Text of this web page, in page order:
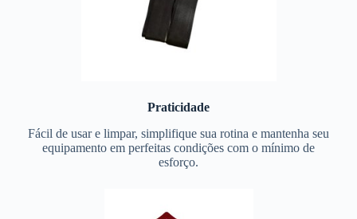
Praticidade
Fácil de usar e limpar, simplifique sua rotina e mantenha seu
equipamento em perfeitas condições com o mínimo de
esforço.